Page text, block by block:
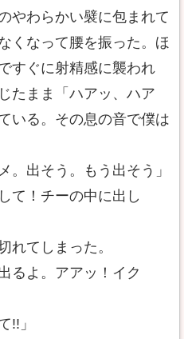
やわらかい襞に包まれて
くなって腰を振った。ほ
すぐに射精感に襲われ
たまま「ハアッ、ハア
いる。その息の音で僕は
。出そう。もう出そう」
て！チーの中に出し
れてしまった。
るよ。アアッ！イク
!!」